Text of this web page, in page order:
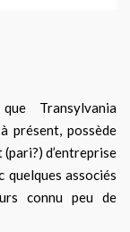
Transylvania
présent, possède
(pari?) d’entreprise
quelques associés
connu peu de